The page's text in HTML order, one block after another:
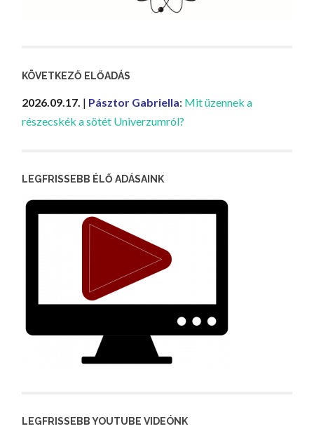
KÖVETKEZŐ ELŐADÁS
2026.09.17. | Pásztor Gabriella: Mit üzennek a
részecskék a sötét Univerzumról?
LEGFRISSEBB ÉLŐ ADÁSAINK
LEGFRISSEBB YOUTUBE VIDEÓNK